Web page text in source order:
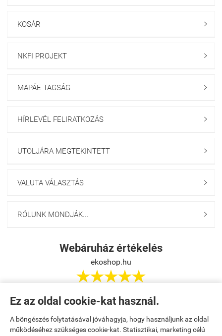
Ez az oldal cookie-kat használ.
A böngészés folytatásával jóváhagyja, hogy használjunk az oldal
működéséhez szükséges cookie-kat. Statisztikai, marketing célú
KOSÁR 
NKFI PROJEKT 
MAPÁE TAGSÁG 
HÍRLEVÉL FELIRATKOZÁS 
UTOLJÁRA MEGTEKINTETT 
VALUTA VÁLASZTÁS 
RÓLUNK MONDJÁK... 
Webáruház értékelés
ekoshop.hu

Értékelés írása